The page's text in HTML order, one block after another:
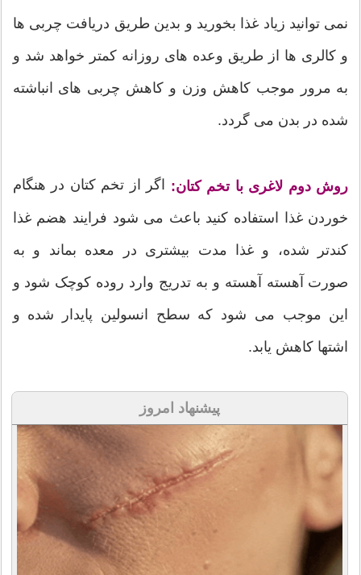
نمی توانید زیاد غذا بخورید و بدین طریق دریافت چربی ها
و کالری ها از طریق وعده های روزانه کمتر خواهد شد و
به مرور موجب کاهش وزن و کاهش چربی های انباشته
شده در بدن می گردد.
روش دوم لاغری با تخم کتان: اگر از تخم کتان در هنگام
خوردن غذا استفاده کنید باعث می شود فرایند هضم غذا
کندتر شده، و غذا مدت بیشتری در معده بماند و به
صورت آهسته آهسته و به تدریج وارد روده کوچک شود و
این موجب می شود که سطح انسولین پایدار شده و
اشتها کاهش یابد.
پیشنهاد امروز